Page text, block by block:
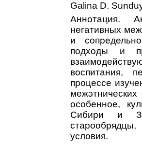
Galina D.
Аннотация.
негативных
и
подходы и
воспитания,
процессе
особенное,
Сибири и
условия.